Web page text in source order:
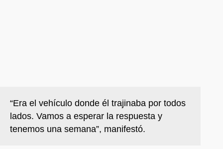
“Era el vehículo donde él trajinaba por todos
lados. Vamos a esperar la respuesta y
tenemos una semana”, manifestó.